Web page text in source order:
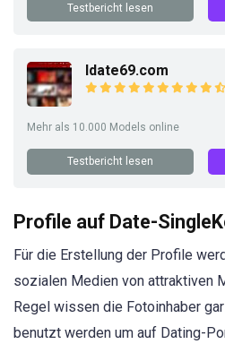
Testbericht lesen
Idate69.com
Mehr als 10.000 Models online
Testbericht lesen
Profile auf Date-
Für die Erstellung der Profile
sozialen Medien von attraktiven
Regel wissen die Fotoinhaber
benutzt werden um auf Dating-